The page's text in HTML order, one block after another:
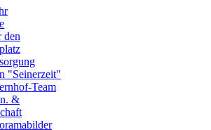
den
"Seinerzeit"
Team
&